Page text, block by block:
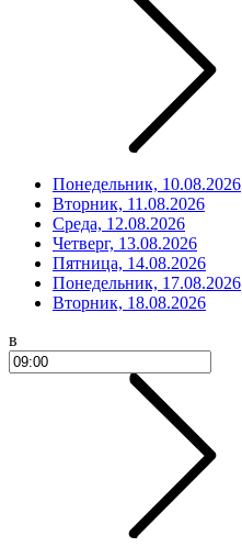
Понедельник, 10.08.2026
Вторник, 11.08.2026
Среда, 12.08.2026
Четверг, 13.08.2026
Пятница, 14.08.2026
Понедельник, 17.08.2026
Вторник, 18.08.2026
в